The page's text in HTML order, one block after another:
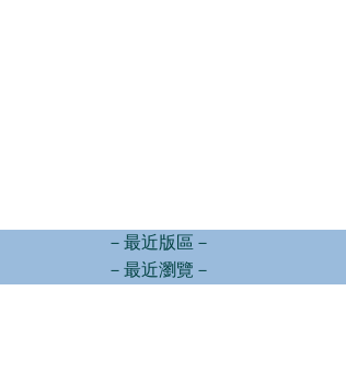
－最近版區－
－最近瀏覽－